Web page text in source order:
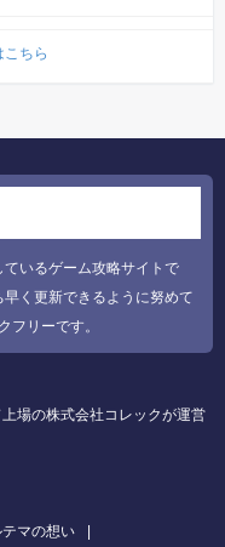
ちら
いるゲーム攻略サイトで
く更新できるように努めて
フリーです。
場の株式会社コレックが運営
テマの想い